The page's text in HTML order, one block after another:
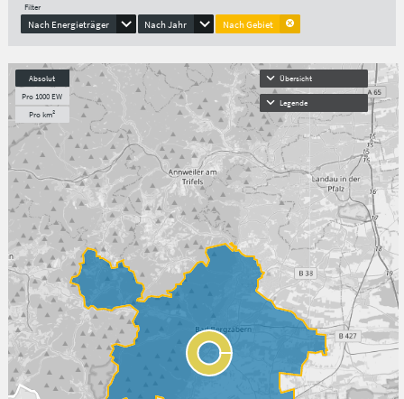
Filter
Nach Energieträger Nach Jahr Nach Gebiet
Absolut
Pro 1000 EW
Pro km²
Übersicht
Legende